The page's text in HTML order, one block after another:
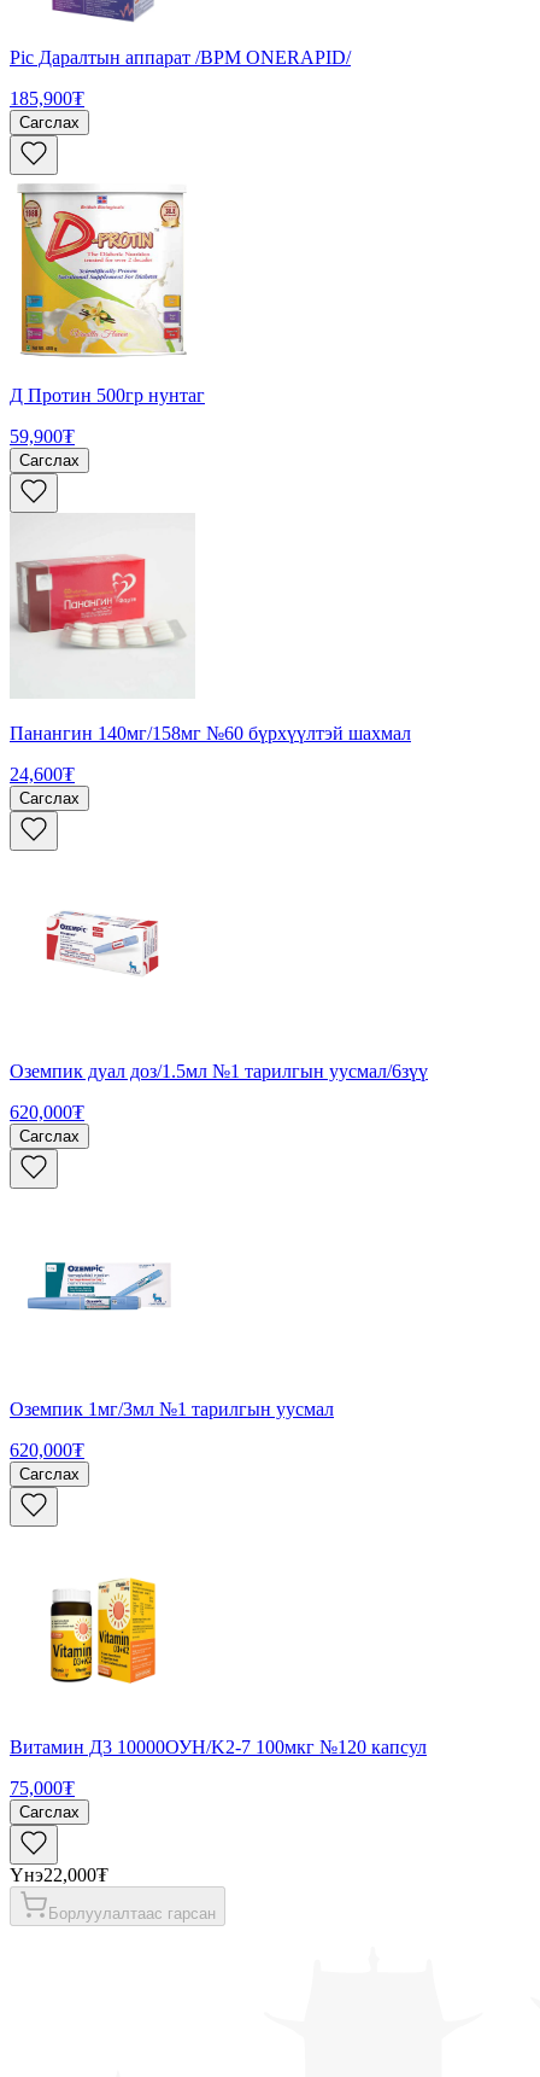
Pic Даралтын аппарат /BPM ONERAPID/
185,900₮
Сагслах
Д Протин 500гр нунтаг
59,900₮
Сагслах
Панангин 140мг/158мг №60 бүрхүүлтэй шахмал
24,600₮
Сагслах
Оземпик дуал доз/1.5мл №1 тарилгын уусмал/6зүү
620,000₮
Сагслах
Оземпик 1мг/3мл №1 тарилгын уусмал
620,000₮
Сагслах
Витамин Д3 10000ОУН/K2-7 100мкг №120 капсул
75,000₮
Сагслах
Үнэ22,000₮
Борлуулалтаас гарсан